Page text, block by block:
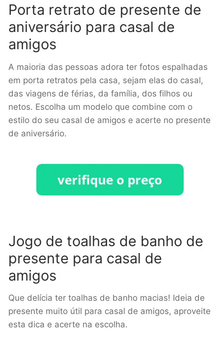
Porta retrato de presente de
aniversário para casal de
amigos
A maioria das pessoas adora ter fotos espalhadas
em porta retratos pela casa, sejam elas do casal,
das viagens de férias, da família, dos filhos ou
netos. Escolha um modelo que combine com o
estilo do seu casal de amigos e acerte no presente
de aniversário.
Jogo de toalhas de banho de
presente para casal de
amigos
Que delícia ter toalhas de banho macias! Ideia de
presente muito útil para casal de amigos, aproveite
esta dica e acerte na escolha.